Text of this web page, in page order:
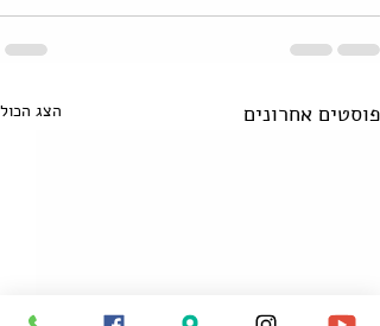
פוסטים אחרונים הצג הכול